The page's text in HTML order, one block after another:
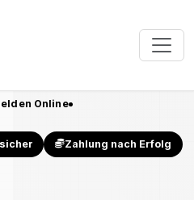
Online
Zahlung nach Erfolg